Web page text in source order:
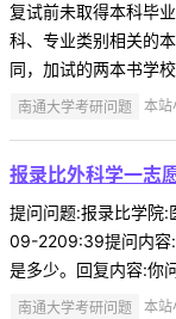
复试前未取得本科毕
科、专业类别相关的
同，加试的两本书学
南通大学考研问题 本
报录比外科学一志
提问问题:报录比学院
09-2209:39提问内容:
是多少。回复内容:你
南通大学考研问题 本